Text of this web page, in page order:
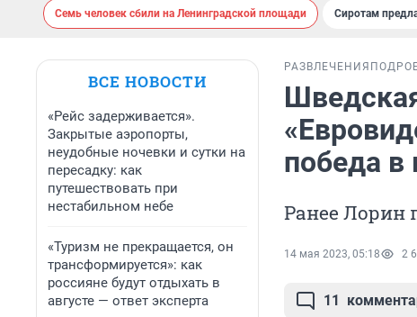
Семь человек сбили на Ленинградской площади Сиротам
ВСЕ НОВОСТИ
«Рейс задерживается».
Закрытые аэропорты,
неудобные ночевки и сутки на
пересадку: как
путешествовать при
нестабильном небе
«Туризм не прекращается, он
трансформируется»: как
россияне будут отдыхать в
августе — ответ эксперта
РАЗВЛЕЧЕНИЯ
победа в
Ранее Лорин
14 мая 2023, 05:18 2
11